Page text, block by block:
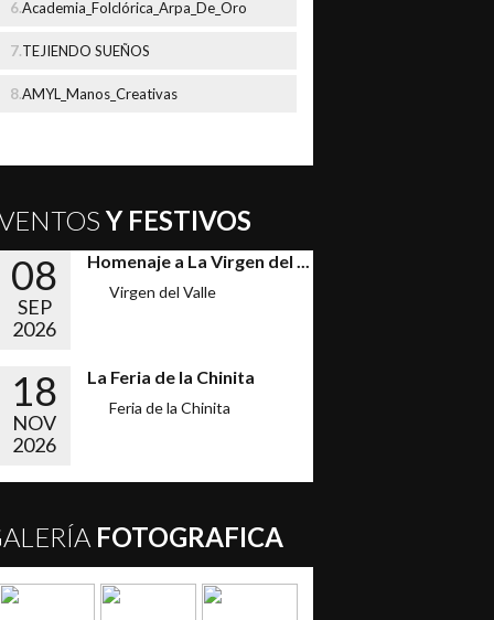
Academia_Folclórica_Arpa_De_Oro
TEJIENDO SUEÑOS
AMYL_Manos_Creativas
Y FESTIVOS
08
SEP
2026
Homenaje a La Virgen del ...
Virgen del Valle
18
NOV
2026
La Feria de la Chinita
Feria de la Chinita
FOTOGRAFICA